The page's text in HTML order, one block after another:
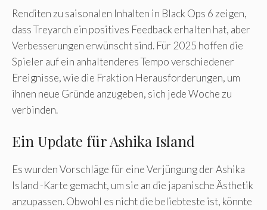
Renditen zu saisonalen Inhalten in Black Ops 6 zeigen,
dass Treyarch ein positives Feedback erhalten hat, aber
Verbesserungen erwünscht sind. Für 2025 hoffen die
Spieler auf ein anhaltenderes Tempo verschiedener
Ereignisse, wie die Fraktion Herausforderungen, um
ihnen neue Gründe anzugeben, sich jede Woche zu
verbinden.
Ein Update für Ashika Island
Es wurden Vorschläge für eine Verjüngung der Ashika
Island -Karte gemacht, um sie an die japanische Ästhetik
anzupassen. Obwohl es nicht die beliebteste ist, könnte